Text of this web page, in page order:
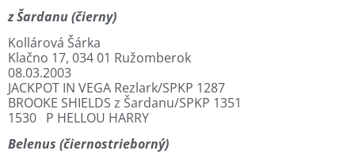
z Šardanu (čierny)
Kollárová Šárka
Klačno 17, 034 01 Ružomberok
08.03.2003
JACKPOT IN VEGA Rezlark/SPKP 1287
BROOKE SHIELDS z Šardanu/SPKP 1351
1530 P HELLOU HARRY
Belenus (čiernostrieborný)